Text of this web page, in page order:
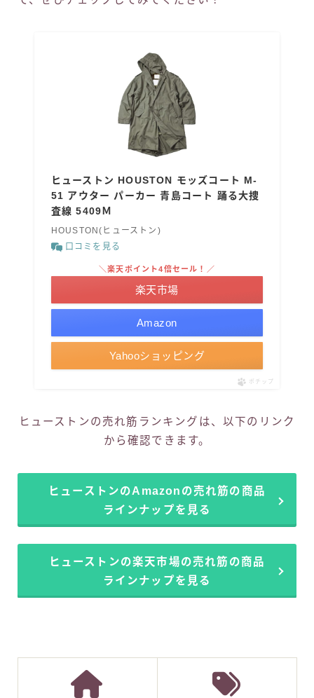
ヒューストン HOUSTON モッズコート M-
51 アウター パーカー 青島コート 踊る大捜
査線 5409Ｍ
HOUSTON(ヒューストン)
口コミを見る
Amazon
＼楽天ポイント4倍セール！／
楽天市場
Yahooショッピング
ポチップ
ヒューストンの売れ筋ランキングは、以下のリンク
から確認できます。
ヒューストンのAmazonの売れ筋の商品
ラインナップを見る
ヒューストンの楽天市場の売れ筋の商品
ラインナップを見る